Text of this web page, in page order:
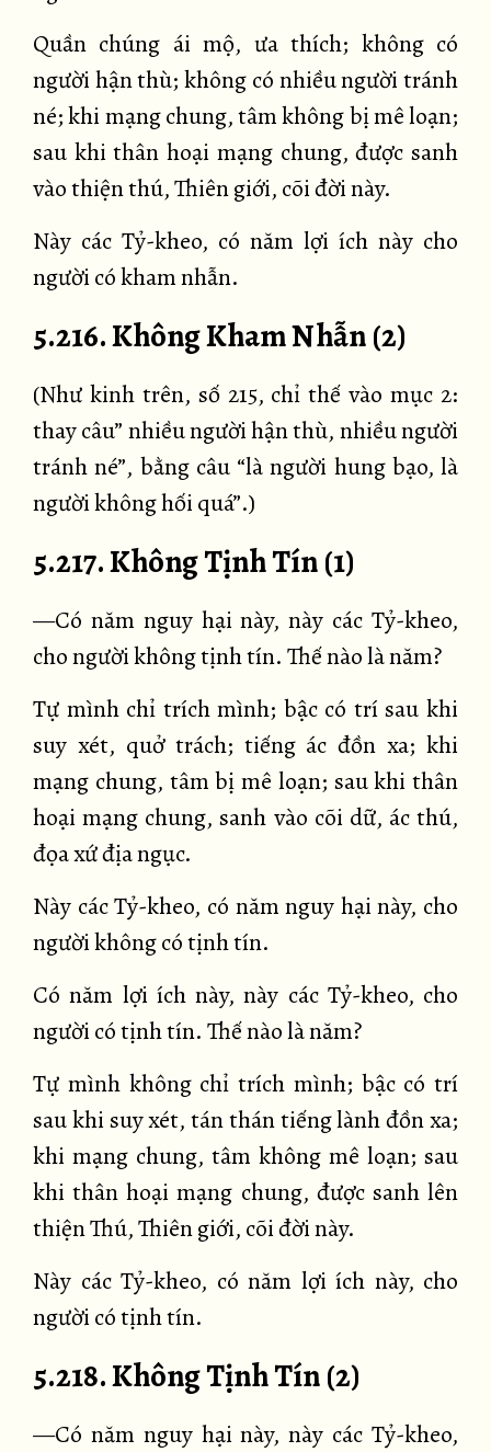
Quần chúng ái mộ, ưa thích; không có
người hận thù; không có nhiều người tránh
né; khi mạng chung, tâm không bị mê loạn;
sau khi thân hoại mạng chung, được sanh
vào thiện thú, Thiên giới, cõi đời này.
Này các Tỷ-kheo, có năm lợi ích này cho
người có kham nhẫn.
5.216. Không Kham Nhẫn (2)
(Như kinh trên, số 215, chỉ thế vào mục 2:
thay câu” nhiều người hận thù, nhiều người
tránh né”, bằng câu “là người hung bạo, là
người không hối quá”.)
5.217. Không Tịnh Tín (1)
—Có năm nguy hại này, này các Tỷ-kheo,
cho người không tịnh tín. Thế nào là năm?
Tự mình chỉ trích mình; bậc có trí sau khi
suy xét, quở trách; tiếng ác đồn xa; khi
mạng chung, tâm bị mê loạn; sau khi thân
hoại mạng chung, sanh vào cõi dữ, ác thú,
đọa xứ địa ngục.
Này các Tỷ-kheo, có năm nguy hại này, cho
người không có tịnh tín.
Có năm lợi ích này, này các Tỷ-kheo, cho
người có tịnh tín. Thế nào là năm?
Tự mình không chỉ trích mình; bậc có trí
sau khi suy xét, tán thán tiếng lành đồn xa;
khi mạng chung, tâm không mê loạn; sau
khi thân hoại mạng chung, được sanh lên
thiện Thú, Thiên giới, cõi đời này.
Này các Tỷ-kheo, có năm lợi ích này, cho
người có tịnh tín.
5.218. Không Tịnh Tín (2)
—Có năm nguy hại này, này các Tỷ-kheo,